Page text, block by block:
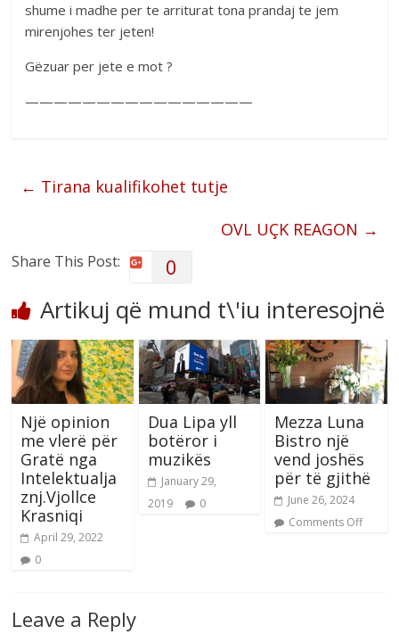
shume i madhe per te arriturat tona prandaj te jem
mirenjohes ter jeten!
Gëzuar per jete e mot ?
————————————————
← Tirana kualifikohet tutje
OVL UÇK REAGON →
Share This Post: 0
Artikuj që mund t\'iu interesojnë
Një opinion
me vlerë për
Gratë nga
Intelektualja
znj.Vjollce
Krasniqi
April 29, 2022
0
Dua Lipa yll
botëror i
muzikës
January 29,
2019
0
Mezza Luna
Bistro një
vend joshës
për të gjithë
June 26, 2024
Comments Off
Leave a Reply